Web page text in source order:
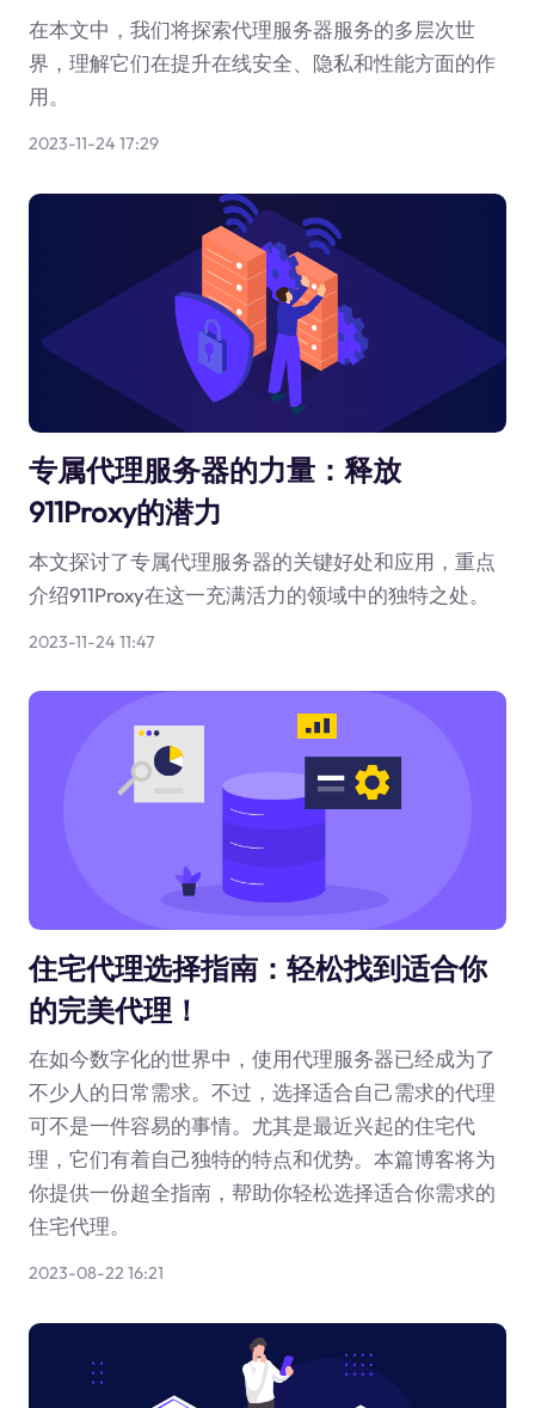
在本文中，我们将探索代理服务器服务的多层次世
界，理解它们在提升在线安全、隐私和性能方面的作
用。
2023-11-24 17:29
专属代理服务器的力量：释放
911Proxy的潜力
本文探讨了专属代理服务器的关键好处和应用，重点
介绍911Proxy在这一充满活力的领域中的独特之处。
2023-11-24 11:47
住宅代理选择指南：轻松找到适合你
的完美代理！
在如今数字化的世界中，使用代理服务器已经成为了
不少人的日常需求。不过，选择适合自己需求的代理
可不是一件容易的事情。尤其是最近兴起的住宅代
理，它们有着自己独特的特点和优势。本篇博客将为
你提供一份超全指南，帮助你轻松选择适合你需求的
住宅代理。
2023-08-22 16:21